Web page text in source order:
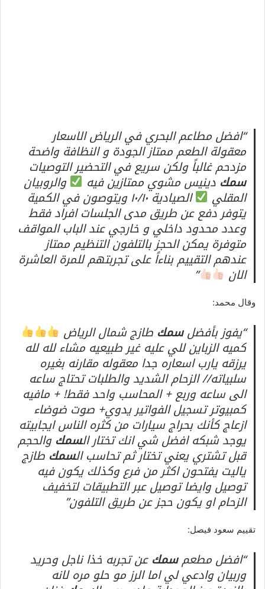
“افضل مطاعم البحري في الرياض الاسعار
معقولة الطعم ممتاز الجودة و النظافة واضحة
مزدحم غالباً ولكن سريع في التحضير التوصيات
سمك دينيس مشوي ممتازين فيه والروبيان
المقلي الصيادية ١٠/١٠ ويتوصون في الكمية
يتوفر دفع عن طريق مدى الجلسات افراد فقط
وعدد محدود داخلي و خارجي عند الباب المواقف
متوفرة يمكن الحجز بالتلفون التنظيم ممتاز
عندهم التقييم بناءاً على تجربتهم للمرة العاشرة
الان ”
وقال محمد:
“يفوز بأفضلسمك طازج شمال الرياض
كميه الزباين للي عليه غير طبيعيه مشاء لله لله
يرزقه يارب اسعاره جدا معقوله مقارنه بغيره
سلبياته// الزحام الشديد والطلبات تحتاج ساعه
الى ساعه وربع + المحاسب واحد فقط! + مافيه
كمبيوتر تسجيل الفواتير يدوي+ صوت ضوضاء
ازعاج كأنك بحراج سيارات من كثره الناس ايجابيته
يوجد شبكه افضل شي انك تختار السمكوالحجم
قبل تشتري يعني تختار ثم تحاسب السمك طازج
ياليت يفتحون اكثر من فرع وكذلك يكون فيه
توصيل وايضا توصيل عبر التطبيقات لتخفيف
الزحام او يكون حجز عن طريق التلفون”
تقييم سعود فيصل:
“افضل مطعمسمكعن تجربه خذا ناجل وحريد
وربيان وادعي لي اما الرز مو حلو مره لانه